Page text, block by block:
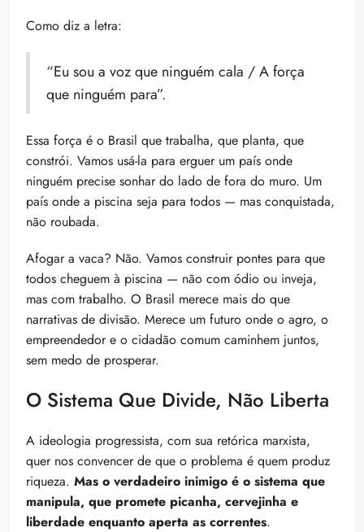
Como diz a letra:
“Eu sou a voz que ninguém cala / A força
que ninguém para”.
Essa força é o Brasil que trabalha, que planta, que
constrói. Vamos usá-la para erguer um país onde
ninguém precise sonhar do lado de fora do muro. Um
país onde a piscina seja para todos — mas conquistada,
não roubada.
Afogar a vaca? Não. Vamos construir pontes para que
todos cheguem à piscina — não com ódio ou inveja,
mas com trabalho. O Brasil merece mais do que
narrativas de divisão. Merece um futuro onde o agro, o
empreendedor e o cidadão comum caminhem juntos,
sem medo de prosperar.
O Sistema Que Divide, Não Liberta
A ideologia progressista, com sua retórica marxista,
quer nos convencer de que o problema é quem produz
riqueza. Mas o verdadeiro inimigo é o sistema que
manipula, que promete picanha, cervejinha e
liberdade enquanto aperta as correntes.